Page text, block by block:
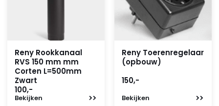
Reny Rookkanaal
RVS 150 mm mm
Corten L=500mm
Zwart
100,-
Bekijken
Reny Toerenregelaar
(opbouw)
150,-
Bekijken